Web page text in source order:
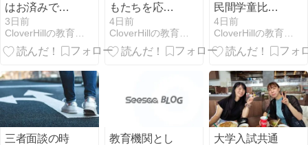
はお済みです
か？慌てない
ための「2学期
スタート前チ
ト」|府中市の
教育複合施設
CloverHill
3日前
CloverHillの教育プログラムとサービス：学童保育
もたちを応
援！府中市の
Clover Hillで実
施されるロー
を徹底解説
4日前
CloverHillの教育プログラムとサービス：学童保育
民間学童比較
ランキング｜
料金・サービ
ス・教育力を
4日前
CloverHillの教育プログラムとサービス：学童保育
三者面談の時
教育機関とし
大学入試共通